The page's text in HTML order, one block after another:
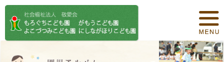
保育について